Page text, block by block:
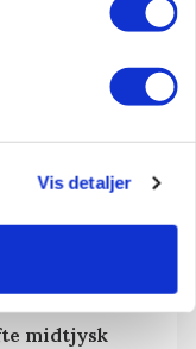
Vis detaljer
midtjysk